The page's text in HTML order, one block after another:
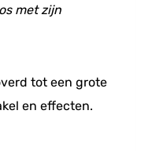
met zijn
tot een grote
en effecten.